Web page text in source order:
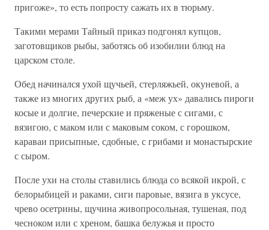
пригоже», то есть попросту сажать их в тюрьму.
Такими мерами Тайный приказ подгонял купцов,
заготовщиков рыбы, заботясь об изобилии блюд на
царском столе.
Обед начинался ухой щучьей, стерляжьей, окуневой, а
также из многих других рыб, а «меж ух» давались пироги
косые и долгие, печерские и пряженые с сигами, с
вязигою, с маком или с маковым соком, с горошком,
караваи присыпные, сдобные, с грибами и монастырские
с сыром.
После ухи на столы ставились блюда со всякой икрой, с
белорыбицей и раками, сиги паровые, вязига в уксусе,
чрево осетрины, щучина живопросольная, тушеная, под
чесноком или с хреном, башка белужья и просто